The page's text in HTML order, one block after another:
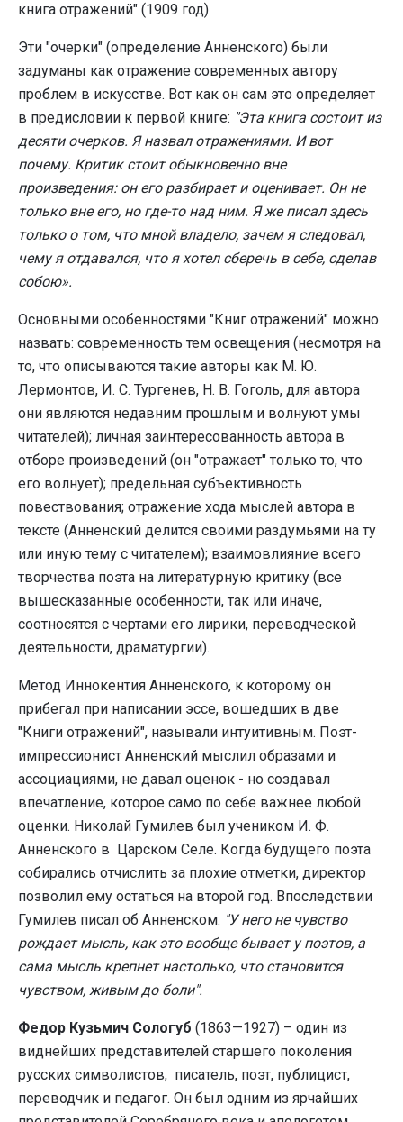
книга отражений" (1909 год)
Эти "очерки" (определение Анненского) были
задуманы как отражение современных автору
проблем в искусстве. Вот как он сам это определяет
в предисловии к первой книге: "Эта книга состоит из
десяти очерков. Я назвал отражениями. И вот
почему. Критик стоит обыкновенно вне
произведения: он его разбирает и оценивает. Он не
только вне его, но где-то над ним. Я же писал здесь
только о том, что мной владело, зачем я следовал,
чему я отдавался, что я хотел сберечь в себе, сделав
собою».
Основными особенностями "Книг отражений" можно
назвать: современность тем освещения (несмотря на
то, что описываются такие авторы как М. Ю.
Лермонтов, И. С. Тургенев, Н. В. Гоголь, для автора
они являются недавним прошлым и волнуют умы
читателей); личная заинтересованность автора в
отборе произведений (он "отражает" только то, что
его волнует); предельная субъективность
повествования; отражение хода мыслей автора в
тексте (Анненский делится своими раздумьями на ту
или иную тему с читателем); взаимовлияние всего
творчества поэта на литературную критику (все
вышесказанные особенности, так или иначе,
соотносятся с чертами его лирики, переводческой
деятельности, драматургии).
Метод Иннокентия Анненского, к которому он
прибегал при написании эссе, вошедших в две
"Книги отражений", называли интуитивным. Поэт-
импрессионист Анненский мыслил образами и
ассоциациями, не давал оценок - но создавал
впечатление, которое само по себе важнее любой
оценки. Николай Гумилев был учеником И. Ф.
Анненского в Царском Селе. Когда будущего поэта
собирались отчислить за плохие отметки, директор
позволил ему остаться на второй год. Впоследствии
Гумилев писал об Анненском: "У него не чувство
рождает мысль, как это вообще бывает у поэтов, а
сама мысль крепнет настолько, что становится
чувством, живым до боли".
Федор Кузьмич Сологуб (1863—1927) – один из
виднейших представителей старшего поколения
русских символистов, писатель, поэт, публицист,
переводчик и педагог. Он был одним из ярчайших